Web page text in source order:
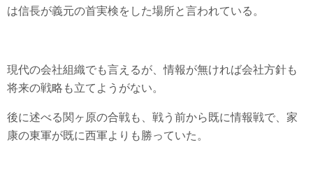
は信長が義元の首実検をした場所と言われている。
現代の会社組織でも言えるが、情報が無ければ会社方針も
将来の戦略も立てようがない。
後に述べる関ヶ原の合戦も、戦う前から既に情報戦で、家
康の東軍が既に西軍よりも勝っていた。